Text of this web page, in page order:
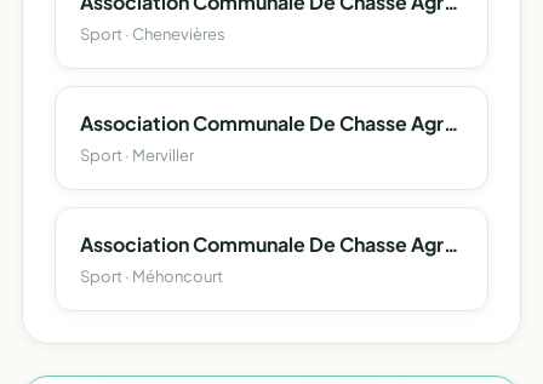
Sport · Chenevières
Association Communale De Chasse Agreee De Merviller
Sport · Merviller
Association Communale De Chasse Agreee De Mehoncourt
Sport · Méhoncourt